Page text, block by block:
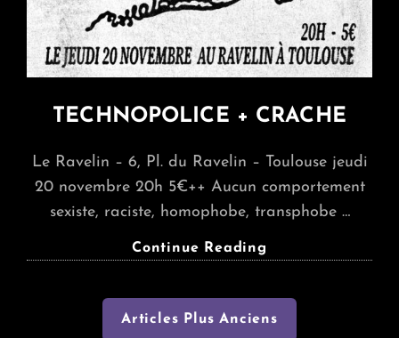
TECHNOPOLICE + CRACHE
Le Ravelin – 6, Pl. du Ravelin – Toulouse jeudi
20 novembre 20h 5€++ Aucun comportement
sexiste, raciste, homophobe, transphobe …
Continue Reading
NavigationArticles Plus Anciens